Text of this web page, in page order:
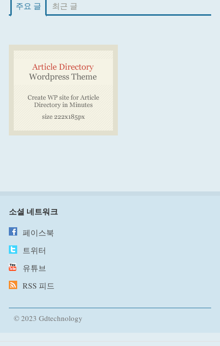
주요 글 최근 글
소셜 네트워크
페이스북
트위터
유튜브
RSS 피드
© 2023 Gdtechnology